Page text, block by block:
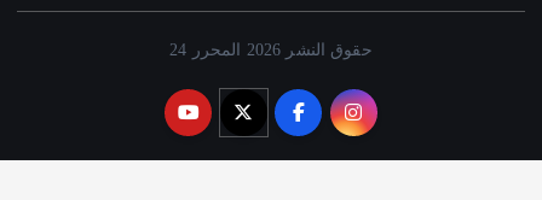
حقوق النشر 2026 المحرر 24